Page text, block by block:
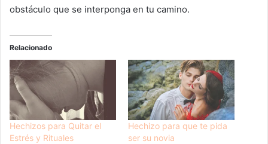
obstáculo que se interponga en tu camino.
Relacionado
Hechizos para Quitar el
Estrés y Rituales
Hechizo para que te pida
ser su novia